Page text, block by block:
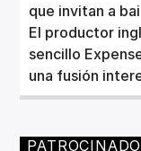
que invitan a
El productor
sencillo
una fusión